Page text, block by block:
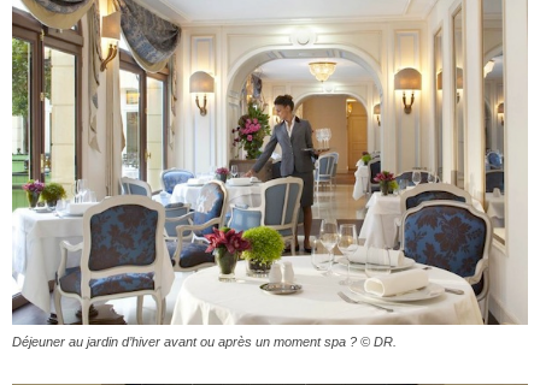
Déjeuner au jardin d’hiver avant ou après un moment spa ? © DR.